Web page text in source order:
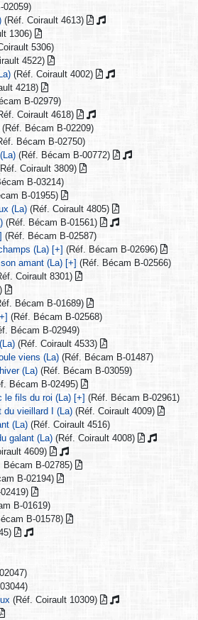
02059)
(Réf. Coirault 4613)
1306)
5306)
4522)
(Réf. Coirault 4002)
4218)
B-02979)
Coirault 4618)
(Réf. Bécam B-02209)
Bécam B-02750)
(Réf. Bécam B-00772)
Coirault 3809)
B-03214)
B-01955)
(La) (Réf. Coirault 4805)
(Réf. Bécam B-01561)
(Réf. Bécam B-02587)
(La) [+] (Réf. Bécam B-02696)
amant (La) [+] (Réf. Bécam B-02566)
Coirault 8301)
Bécam B-01689)
(Réf. Bécam B-02568)
Bécam B-02949)
(Réf. Coirault 4533)
viens (La) (Réf. Bécam B-01487)
(La) (Réf. Bécam B-03059)
Bécam B-02495)
le fils du roi (La) [+] (Réf. Bécam B-02961)
du vieillard I (La) (Réf. Coirault 4009)
(La) (Réf. Coirault 4516)
galant (La) (Réf. Coirault 4008)
4609)
Bécam B-02785)
B-02194)
B-01619)
B-01578)
(Réf. Coirault 10309)